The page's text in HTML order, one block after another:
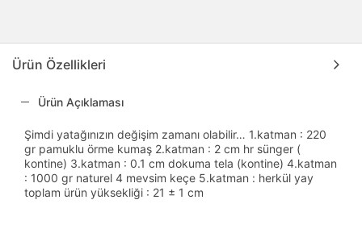
Ürün Özellikleri
Ürün Açıklaması
Şimdi yatağınızın değişim zamanı olabilir… 1.katman : 220
gr pamuklu örme kumaş 2.katman : 2 cm hr sünger (
kontine) 3.katman : 0.1 cm dokuma tela (kontine) 4.katman
: 1000 gr naturel 4 mevsim keçe 5.katman : herkül yay
toplam ürün yüksekliği : 21 ± 1 cm